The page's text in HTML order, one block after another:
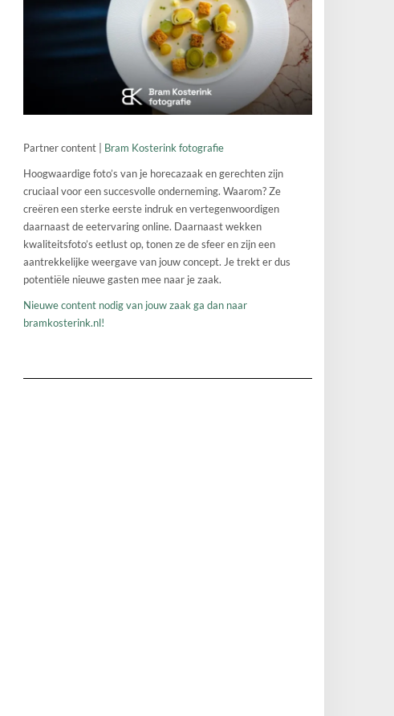
Partner content | Bram Kosterink fotografie
Hoogwaardige foto’s van je horecazaak en gerechten zijn
cruciaal voor een succesvolle onderneming. Waarom? Ze
creëren een sterke eerste indruk en vertegenwoordigen
daarnaast de eetervaring online. Daarnaast wekken
kwaliteitsfoto’s eetlust op, tonen ze de sfeer en zijn een
aantrekkelijke weergave van jouw concept. Je trekt er dus
potentiële nieuwe gasten mee naar je zaak.
Nieuwe content nodig van jouw zaak ga dan naar
bramkosterink.nl!